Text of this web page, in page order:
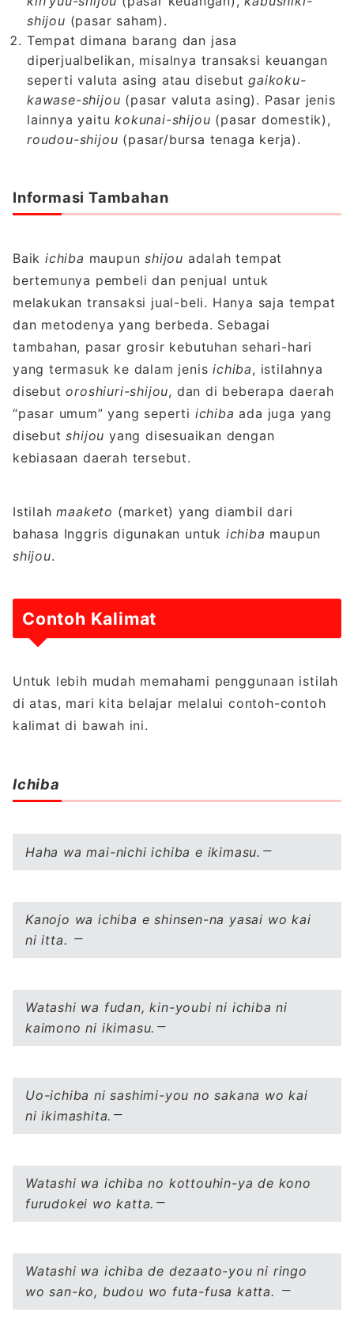
shijou (pasar saham).
Tempat dimana barang dan jasa
diperjualbelikan, misalnya transaksi keuangan
seperti valuta asing atau disebutgaikoku-
kawase-shijou (pasar valuta asing). Pasar jenis
lainnya yaitukokunai-shijou (pasar domestik),
roudou-shijou (pasar/bursa tenaga kerja).
Informasi Tambahan
Baik ichiba maupunshijou adalah tempat
bertemunya pembeli dan penjual untuk
melakukan transaksi jual-beli. Hanya saja tempat
dan metodenya yang berbeda. Sebagai
tambahan, pasar grosir kebutuhan sehari-hari
yang termasuk ke dalam jenisichiba, istilahnya
disebutoroshiuri-shijou, dan di beberapa daerah
“pasar umum” yang seperti ichiba ada juga yang
disebutshijou yang disesuaikan dengan
kebiasaan daerah tersebut.
Istilahmaaketo (market) yang diambil dari
bahasa Inggris digunakan untuk ichiba maupun
shijou.
Contoh Kalimat
Untuk lebih mudah memahami penggunaan istilah
di atas, mari kita belajar melalui contoh-contoh
kalimat di bawah ini.
Ichiba
Haha wa mai-nichi ichiba e ikimasu.
Kanojo waichiba e shinsen-na yasai wo kai
ni itta.
Watashi wa fudan, kin-youbi ni ichiba ni
kaimono ni ikimasu.
Uo-ichiba ni sashimi-you no sakana wo kai
ni ikimashita.
Watashi wa ichiba no kottouhin-ya de kono
furudokei wo katta.
Watashi wa ichiba de dezaato-you ni ringo
wo san-ko, budou wo futa-fusa katta.